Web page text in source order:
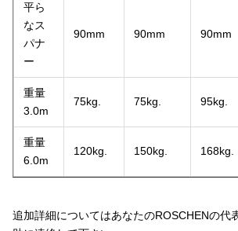
平ら
なス
パナ
ー
90mm 90mm 90mm
重量
3.0m
75kg. 75kg. 95kg.
重量
6.0m
120kg. 150kg. 168kg.
追加詳細についてはあなたのROSCHENの代